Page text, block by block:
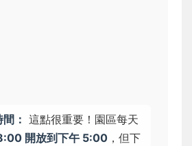
： 這點很重要！園區每天
開放到下午 5:00 ，但下